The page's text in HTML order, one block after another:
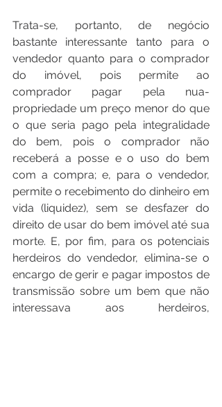
Trata-se, portanto, de negócio
bastante interessante tanto para o
vendedor quanto para o comprador
do imóvel, pois permite ao
comprador pagar pela nua-
propriedade um preço menor do que
o que seria pago pela integralidade
do bem, pois o comprador não
receberá a posse e o uso do bem
com a compra; e, para o vendedor,
permite o recebimento do dinheiro em
vida (liquidez), sem se desfazer do
direito de usar do bem imóvel até sua
morte. E, por fim, para os potenciais
herdeiros do vendedor, elimina-se o
encargo de gerir e pagar impostos de
transmissão sobre um bem que não
interessava aos herdeiros,